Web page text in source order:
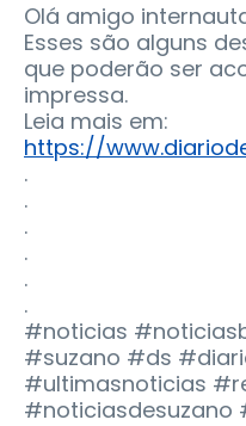
Olá amigo
Esses são alguns
que poderão ser
impressa.
Leia mais em:
https://
.
.
.
.
.
.
#noticias
#suzano #ds
#ultimasnoticias
#noticiasdesuzano